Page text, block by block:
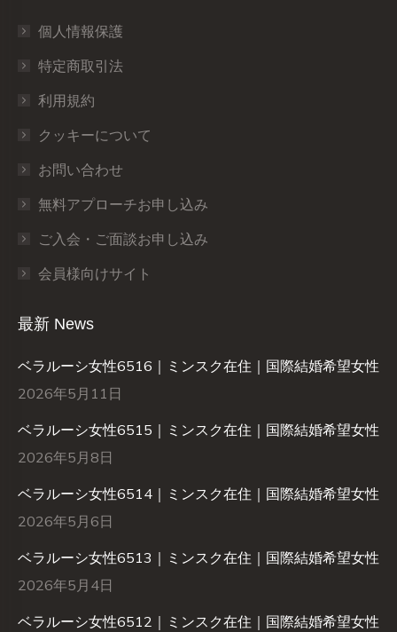
個人情報保護
特定商取引法
利用規約
クッキーについて
お問い合わせ
無料アプローチお申し込み
ご入会・ご面談お申し込み
会員様向けサイト
最新 News
ベラルーシ女性6516｜ミンスク在住｜国際結婚希望女性
2026年5月11日
ベラルーシ女性6515｜ミンスク在住｜国際結婚希望女性
2026年5月8日
ベラルーシ女性6514｜ミンスク在住｜国際結婚希望女性
2026年5月6日
ベラルーシ女性6513｜ミンスク在住｜国際結婚希望女性
2026年5月4日
ベラルーシ女性6512｜ミンスク在住｜国際結婚希望女性